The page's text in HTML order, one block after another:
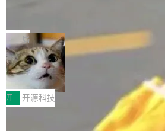
布，具体更新内容包括： feat(zero)：
支持 --security superflag（
=...），与 Alpha 版本的格式一致，并据
管理 HTTP 端点进行授权。
<span><strong>警告：</
的 admin ...
块钱的玩意儿——一根小竹签，一个竹筒
系着涂了松香的线。甩起来，竹膜震动，
——哇”的蝉鸣声。实物越来越难找了，有
把它做成了 Web 玩具，放在
c 上，并在 GitHub 开源。 玩法很简单：
幕画圈，或者直接甩手机。页面会实时显
（圈/秒），声音来自真实竹知了录音的
局
30倍效率升级：解锁医学影像数据要素
价值化的真实路径
完成一例腹部CT影像标注，张医生过去
20个小时。他必须在数百张连续影像上，
笔勾画边界，一层一层识别肌肉组织。如
用东软飞标医学影像标注平台，同样的工
开 开源科技
Apache Dubbo-go v3.3.2 正式发布